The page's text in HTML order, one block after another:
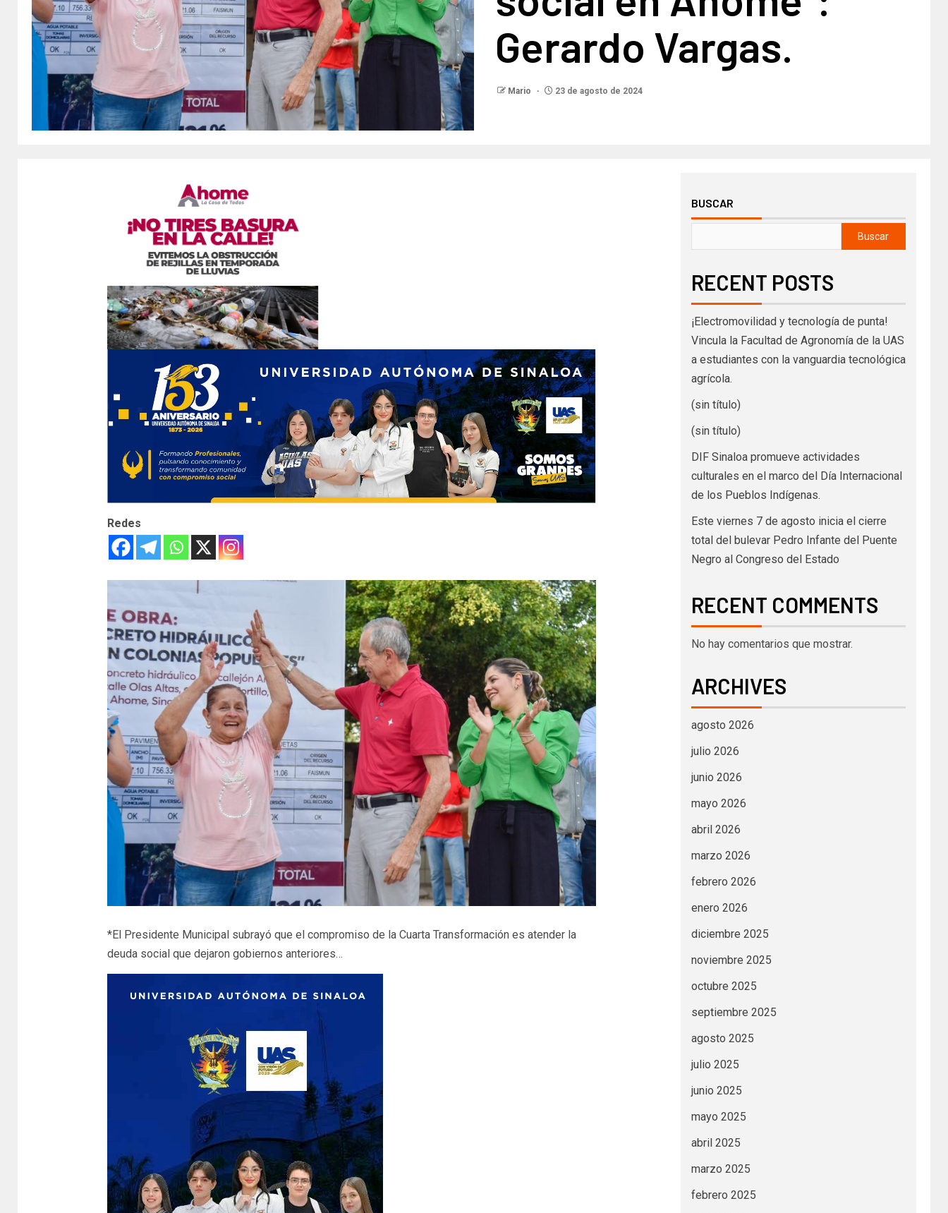
Gerardo Vargas.
Mario 23 de agosto de 2024
Redes
*El Presidente Municipal subrayó que el compromiso de la Cuarta Transformación es atender la
deuda social que dejaron gobiernos anteriores…
BUSCAR
Buscar
RECENT POSTS
¡Electromovilidad y tecnología de punta!
Vincula la Facultad de Agronomía de la UAS
a estudiantes con la vanguardia tecnológica
agrícola.
(sin título)
(sin título)
DIF Sinaloa promueve actividades
culturales en el marco del Día Internacional
de los Pueblos Indígenas.
Este viernes 7 de agosto inicia el cierre
total del bulevar Pedro Infante del Puente
Negro al Congreso del Estado
RECENT COMMENTS
No hay comentarios que mostrar.
ARCHIVES
agosto 2026
julio 2026
junio 2026
mayo 2026
abril 2026
marzo 2026
febrero 2026
enero 2026
diciembre 2025
noviembre 2025
octubre 2025
septiembre 2025
agosto 2025
julio 2025
junio 2025
mayo 2025
abril 2025
marzo 2025
febrero 2025